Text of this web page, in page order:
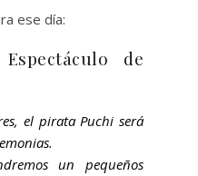
ese día:
Espectáculo de
el pirata Puchi será
un pequeños